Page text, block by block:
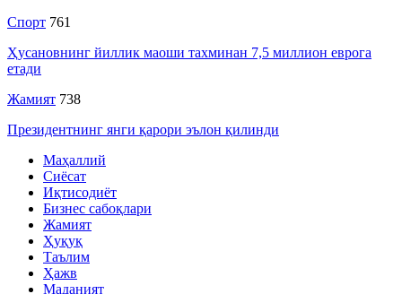
Спорт 761
Ҳусановнинг йиллик маоши тахминан 7,5 миллион еврога
етади
Жамият 738
Президентнинг янги қарори эълон қилинди
Маҳаллий
Сиёсат
Иқтисодиёт
Бизнес сабоқлари
Жамият
Ҳуқуқ
Таълим
Ҳажв
Маданият